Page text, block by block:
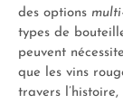
des options
types de
peuvent
que les vins
travers